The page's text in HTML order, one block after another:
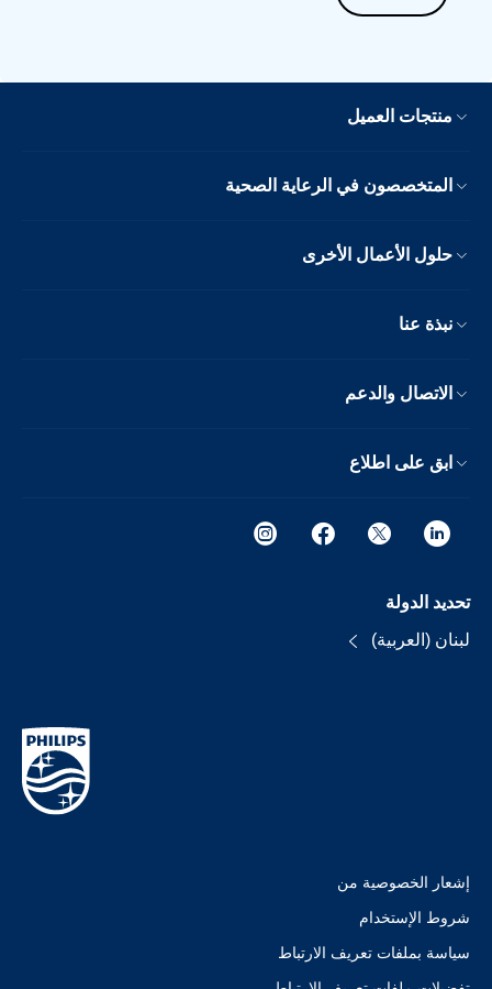
منتجات العميل
المتخصصون في الرعاية الصحية
حلول الأعمال الأخرى
نبذة عنا
الاتصال والدعم
ابق على اطلاع
تحديد الدولة
لبنان (العربية)
إشعار الخصوصية من
شروط الإستخدام
سياسة بملفات تعريف الارتباط